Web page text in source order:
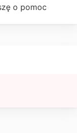
o pomoc